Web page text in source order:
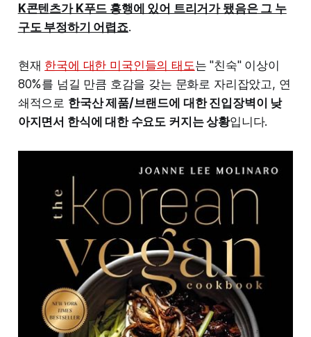
K콘텐츠가 K푸드 흥행에 있어 트리거가 됐음은 그 누
구도 부정하기 어렵죠.
현재 한국에 대한 미국인들의 태도는 "친숙" 이상이
80%를 넘길 만큼 호감을 갖는 문화로 자리잡았고, 연
쇄적으로 한국산 제품/브랜드에 대한 진입장벽이 낮
아지면서 한식에 대한 수요도 커지는 상황입니다.